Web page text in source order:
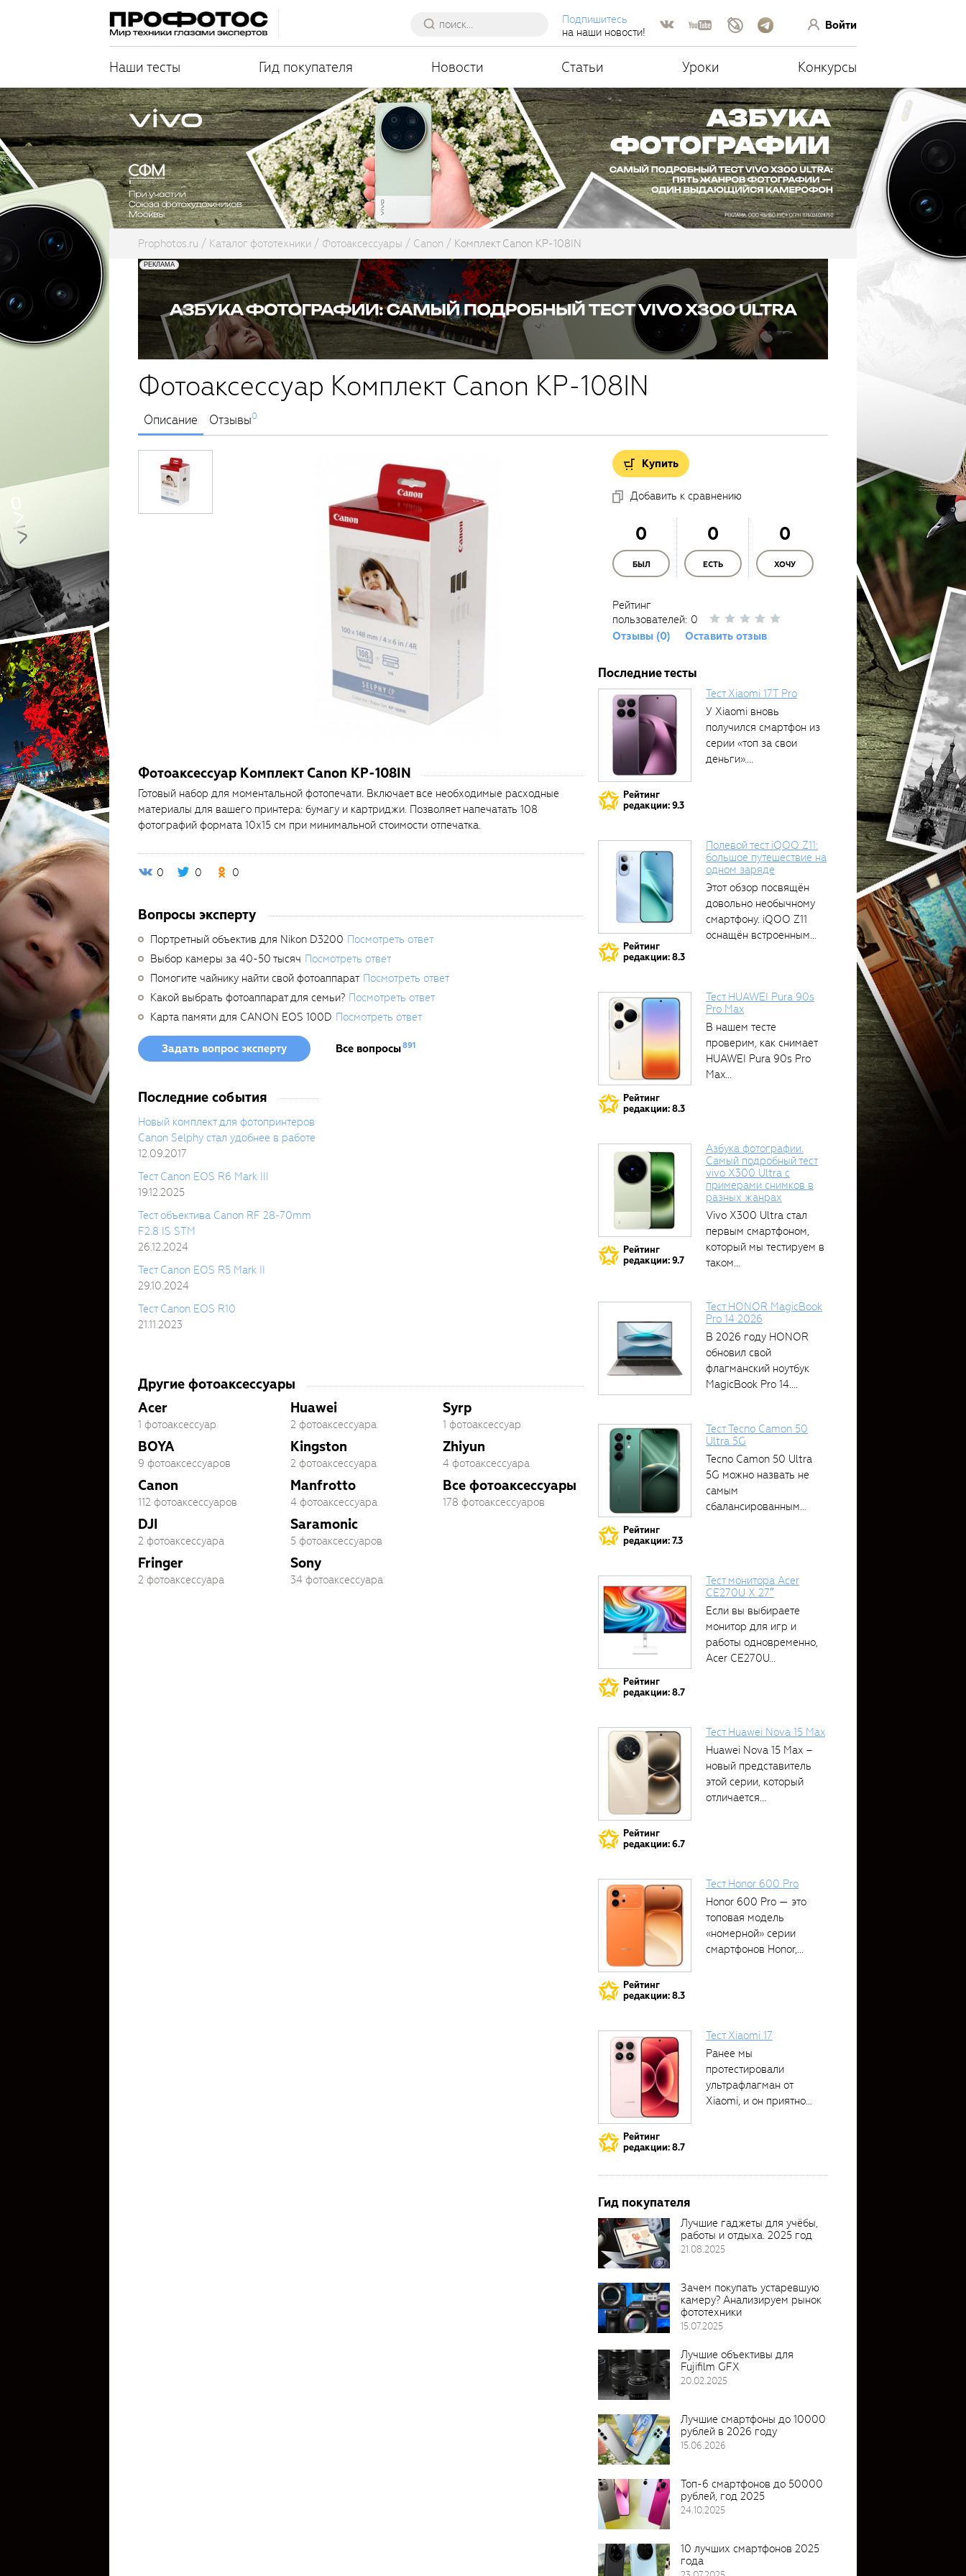
Подпишитесь
на наши новости!
Войти
Наши тесты Гид покупателя Новости Статьи Уроки Конкурсы
Prophotos.ru Каталог фототехники Фотоаксессуары Canon Комплект Canon KP-108IN
Фотоаксессуар Комплект Canon KP-108IN
Описание Отзывы0
Фотоаксессуар Комплект Canon KP-108IN
Готовый набор для моментальной фотопечати. Включает все необходимые расходные
материалы для вашего принтера: бумагу и картриджи. Позволяет напечатать 108
фотографий формата 10х15 см при минимальной стоимости отпечатка.
0 0 0
Вопросы эксперту
Портретный объектив для Nikon D3200 Посмотреть ответ
Выбор камеры за 40-50 тысяч Посмотреть ответ
Помогите чайнику найти свой фотоаппарат Посмотреть ответ
Какой выбрать фотоаппарат для семьи? Посмотреть ответ
Карта памяти для CANON EOS 100D Посмотреть ответ
Задать вопрос эксперту Все вопросы891
Последние события
Новый комплект для фотопринтеров
Canon Selphy стал удобнее в работе
12.09.2017
Тест Canon EOS R6 Mark III
19.12.2025
Тест объектива Canon RF 28-70mm
F2.8 IS STM
26.12.2024
Тест Canon EOS R5 Mark II
29.10.2024
Тест Canon EOS R10
21.11.2023
Другие фотоаксессуары
Acer
1 фотоаксессуар
BOYA
9 фотоаксессуаров
Canon
112 фотоаксессуаров
DJI
2 фотоаксессуара
Fringer
2 фотоаксессуара
Huawei
2 фотоаксессуара
Kingston
2 фотоаксессуара
Manfrotto
4 фотоаксессуара
Saramonic
5 фотоаксессуаров
Sony
34 фотоаксессуара
Syrp
1 фотоаксессуар
Zhiyun
4 фотоаксессуара
Все фотоаксессуары
178 фотоаксессуаров
Купить
Добавить к сравнению
0
БЫЛ
0
ЕСТЬ
0
ХОЧУ
Рейтинг
пользователей: 0
Отзывы (0)
Оставить отзыв
Последние тесты
Рейтинг
редакции: 9.3
Тест Xiaomi 17T Pro
У Xiaomi вновь
получился смартфон из
серии «топ за свои
деньги»....
Рейтинг
редакции: 8.3
Полевой тест iQOO Z11:
большое путешествие на
одном заряде
Этот обзор посвящён
довольно необычному
смартфону. iQOO Z11
оснащён встроенным
Рейтинг
редакции: 8.3
Тест HUAWEI Pura 90s
Pro Max
В нашем тесте
проверим, как снимает
HUAWEI Pura 90s Pro
Max...
Рейтинг
редакции: 9.7
Азбука фотографии.
Самый подробный тест
vivo X300 Ultra с
примерами снимков в
разных жанрах
Vivo X300 Ultra стал
первым смартфоном,
который мы тестируем в
таком...
Тест HONOR MagicBook
Pro 14 2026
В 2026 году HONOR
обновил свой
флагманский ноутбук
MagicBook Pro 14....
Рейтинг
редакции: 7.3
Тест Tecno Camon 50
Ultra 5G
Tecno Camon 50 Ultra
5G можно назвать не
самым
сбалансированным
Рейтинг
редакции: 8.7
Тест монитора Acer
CE270U X 27″
Если вы выбираете
монитор для игр и
работы одновременно,
Acer CE270U...
Рейтинг
редакции: 6.7
Тест Huawei Nova 15 Max
Huawei Nova 15 Max –
новый представитель
этой серии, который
отличается...
Рейтинг
редакции: 8.3
Тест Honor 600 Pro
Honor 600 Pro — это
топовая модель
«номерной» серии
смартфонов Honor,...
Рейтинг
редакции: 8.7
Тест Xiaomi 17
Ранее мы
протестировали
ультрафлагман от
Xiaomi, и он приятно
Гид покупателя
Лучшие гаджеты для учёбы,
работы и отдыха. 2025 год
21.08.2025
Зачем покупать устаревшую
камеру? Анализируем рынок
фототехники
15.07.2025
Лучшие объективы для
Fujifilm GFX
20.02.2025
Лучшие смартфоны до 10000
рублей в 2026 году
15.06.2026
Топ-6 смартфонов до 50000
рублей, год 2025
24.10.2025
10 лучших смартфонов 2025
года